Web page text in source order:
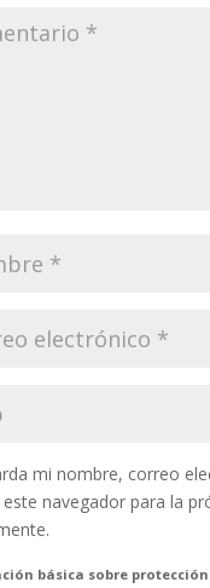
mi nombre, correo
navegador para la
básica sobre